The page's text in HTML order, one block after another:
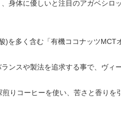
身体に優しいと注目のアガベシロ
)を多く含む「有機ココナッツMCT
ンスや製法を追求する事で、ヴィ
りコーヒーを使い、苦さと香りを